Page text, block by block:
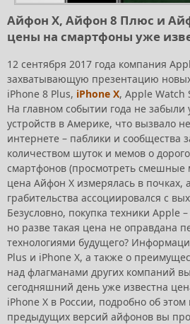
Айфон Х, Айфон 8 Плюс и
цены на смартфоны уже
12 сентября 2017 года компания
захватывающую презентацию
iPhone 8 Plus, iPhone X, Apple Watch
На главном событии года не забыли
устройств в Америке, что вызвало
интернете – паблики и сообщества
количеством шуток и мемов о
смартфонов (просмотреть
цена Айфон Х измерялась в почках,
грабительства ассоциировался с
Безусловно, покупка техники Apple
но разве такая цена не оправдана
технологиями будущего?
Plus и iPhone X, а также о
над флагманами других компаний
сегодняшний день уже известна
iPhone X в России, подробно об этом
предыдущих версий айфонов вы